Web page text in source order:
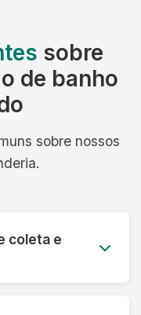
sobre
de banho
sobre nossos
coleta e